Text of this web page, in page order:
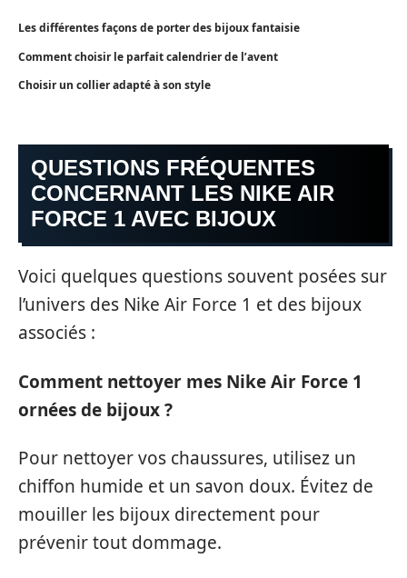
Les différentes façons de porter des bijoux fantaisie
Comment choisir le parfait calendrier de l’avent
Choisir un collier adapté à son style
QUESTIONS FRÉQUENTES
CONCERNANT LES NIKE AIR
FORCE 1 AVEC BIJOUX
Voici quelques questions souvent posées sur
l’univers des Nike Air Force 1 et des bijoux
associés :
Comment nettoyer mes Nike Air Force 1
ornées de bijoux ?
Pour nettoyer vos chaussures, utilisez un
chiffon humide et un savon doux. Évitez de
mouiller les bijoux directement pour
prévenir tout dommage.